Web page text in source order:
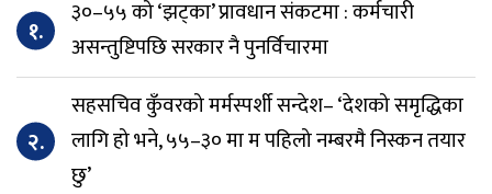
१.
३०–५५ को ‘झट्का’ प्रावधान संकटमा : कर्मचारी
असन्तुष्टिपछि सरकार नै पुनर्विचारमा
२.
सहसचिव कुँवरको मर्मस्पर्शी सन्देश– ‘देशको समृद्धिका
लागि हो भने, ५५–३० मा म पहिलो नम्बरमै निस्कन तयार
छु’